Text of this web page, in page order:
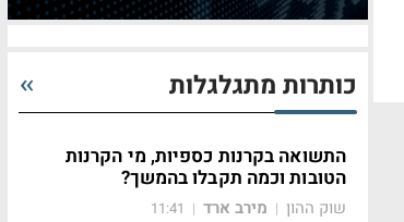
כותרות מתגלגלות
התשואה בקרנות כספיות, מי הקרנות
הטובות וכמה תקבלו בהמשך?
שוק ההון | מירב ארד |
11:41